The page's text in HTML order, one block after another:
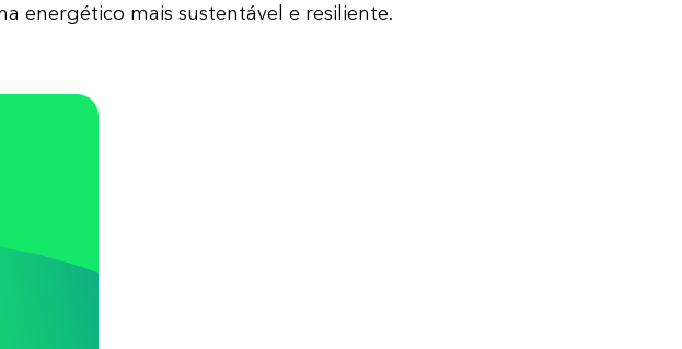
energético mais sustentável e resiliente.